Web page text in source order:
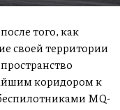
того, как
своей территории
коридором к
MQ-